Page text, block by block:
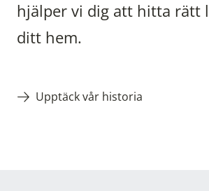
hjälper vi dig att hitta rätt
ditt hem.
Upptäck vår historia